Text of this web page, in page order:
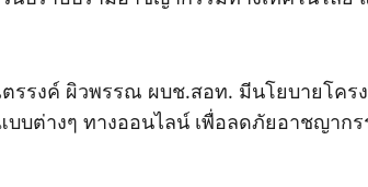
รรงค์ ผิวพรรณ ผบช.สอท. มีนโยบายโคร
บต่างๆ ทางออนไลน์ เพื่อลดภัยอาชญาก